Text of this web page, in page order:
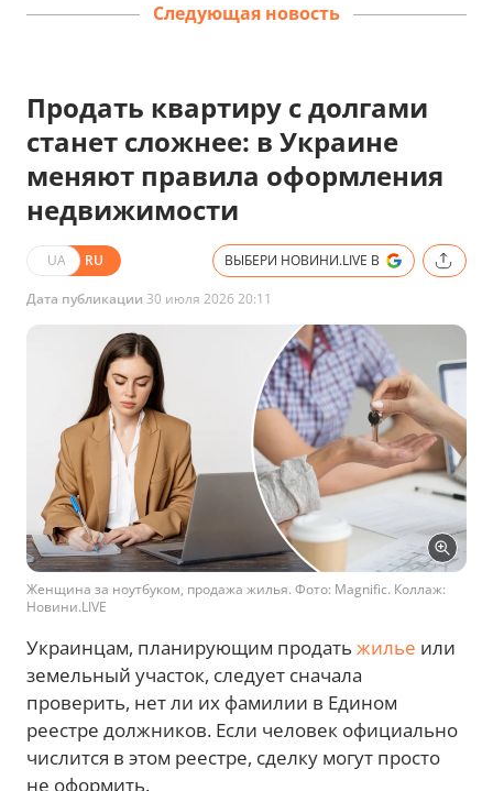
Следующая новость
Продать квартиру с долгами
станет сложнее: в Украине
меняют правила оформления
недвижимости
UA RU ВЫБЕРИ НОВИНИ.LIVE В
Дата публикации 30 июля 2026 20:11
Женщина за ноутбуком, продажа жилья. Фото: Magnific. Коллаж:
Новини.LIVE
Украинцам, планирующим продать жилье или
земельный участок, следует сначала
проверить, нет ли их фамилии в Едином
реестре должников. Если человек официально
числится в этом реестре, сделку могут просто
не оформить.